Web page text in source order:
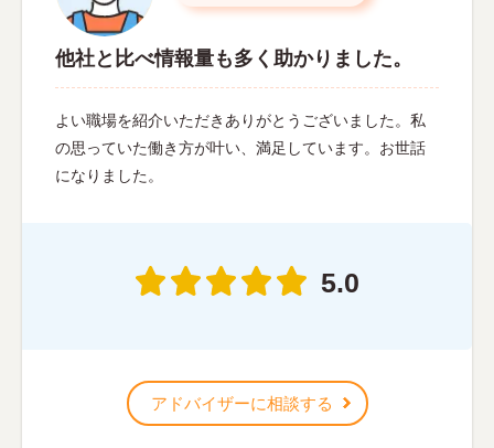
他社と比べ情報量も多く助かりました。
よい職場を紹介いただきありがとうございました。私
の思っていた働き方が叶い、満足しています。お世話
になりました。
5.0
アドバイザーに相談する